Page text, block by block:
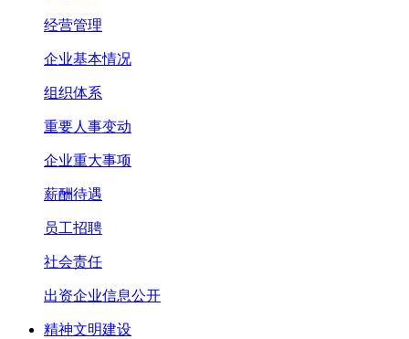
经营管理
企业基本情况
组织体系
重要人事变动
企业重大事项
薪酬待遇
员工招聘
社会责任
出资企业信息公开
精神文明建设